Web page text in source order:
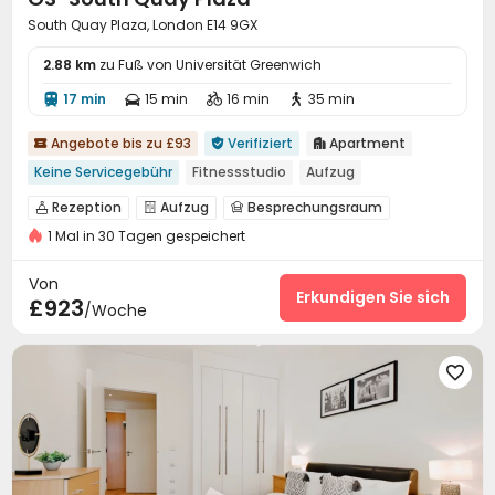
South Quay Plaza, London E14 9GX
2.88 km zu Fuß von Universität Greenwich
 17 min  15 min  16 min  35 min
 Angebote bis zu £93  Verifiziert  Apartment
Keine Servicegebühr
Fitnessstudio Aufzug
 Rezeption  Aufzug  Besprechungsraum
Halle Fitnessstudio 
der Hof
1 Mal in 30 Tagen gespeichert
Von
£923/Woche
Erkundigen Sie sich
